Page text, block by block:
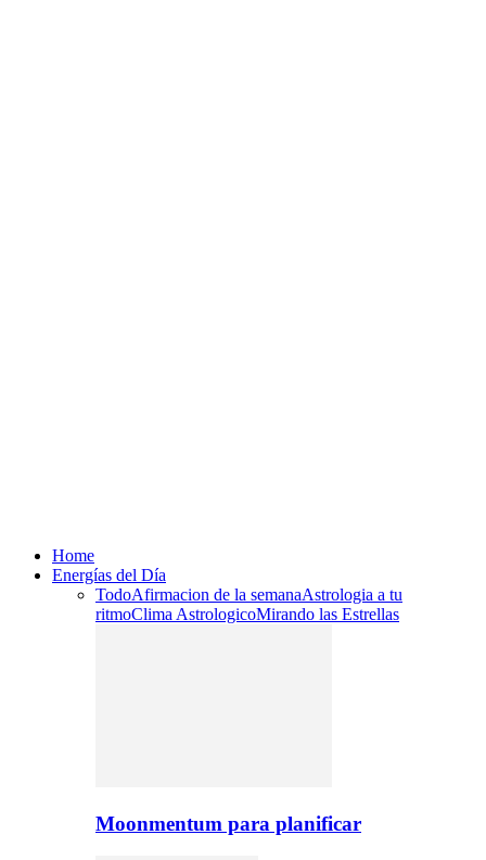
Home
Energías del Día
TodoAfirmacion de la semanaAstrologia a tu
ritmoClima AstrologicoMirando las Estrellas
Moonmentum para planificar